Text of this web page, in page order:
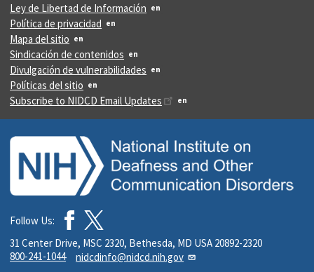
Ley de Libertad de Información
Política de privacidad
Mapa del sitio
Sindicación de contenidos
Divulgación de vulnerabilidades
Políticas del sitio
Subscribe to NIDCD Email Updates
Follow Us:
31 Center Drive, MSC 2320, Bethesda, MD USA 20892-2320
800-241-1044
nidcdinfo@nidcd.nih.gov